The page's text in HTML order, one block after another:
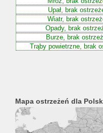
Mapa ostrzeżeń dla